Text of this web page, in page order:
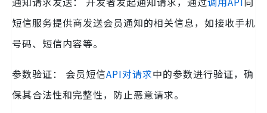
短信服务提供商发送会员通知的相关信息，如接收手机
号码、短信内容等。
参数验证： 会员短信API对请求中的参数进行验证，确
保其合法性和完整性，防止恶意请求。